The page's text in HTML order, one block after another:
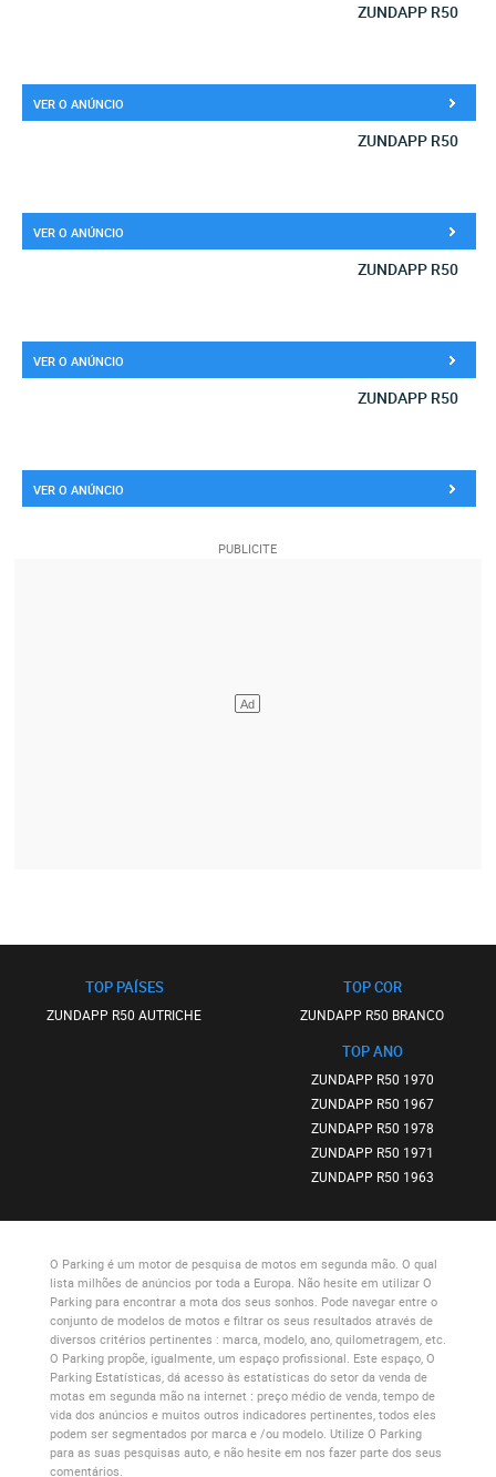
ZUNDAPP R50
VER O ANÚNCIO
ZUNDAPP R50
VER O ANÚNCIO
ZUNDAPP R50
VER O ANÚNCIO
ZUNDAPP R50
VER O ANÚNCIO
TOP PAÍSES
ZUNDAPP R50 AUTRICHE
TOP COR
ZUNDAPP R50 BRANCO
TOP ANO
ZUNDAPP R50 1970
ZUNDAPP R50 1967
ZUNDAPP R50 1978
ZUNDAPP R50 1971
ZUNDAPP R50 1963
O Parkingé um motor de pesquisa de motos em segunda mão. O qual
lista milhões de anúncios por toda a Europa. Não hesite em utilizar O
Parkingpara encontrar a mota dos seus sonhos. Pode navegar entre o
conjunto de modelos de motos e filtrar os seus resultados através de
diversos critérios pertinentes : marca, modelo, ano, quilometragem, etc.
O Parkingpropõe, igualmente, um espaço profissional. Este espaço, O
Parking Estatísticas, dá acesso às estatísticas do setor da venda de
motas em segunda mão na internet : preço médio de venda, tempo de
vida dos anúncios e muitos outros indicadores pertinentes, todos eles
podem ser segmentados por marca e /ou modelo. Utilize O Parking
para as suas pesquisas auto, e não hesite em nos fazer parte dos seus
comentários.